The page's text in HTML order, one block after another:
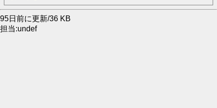
95日前に更新/36 KB
担当:undef